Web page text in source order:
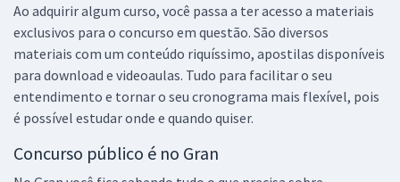
Ao adquirir algum curso, você passa a ter acesso a materiais
exclusivos para o concurso em questão. São diversos
materiais com um conteúdo riquíssimo, apostilas disponíveis
para download e videoaulas. Tudo para facilitar o seu
entendimento e tornar o seu cronograma mais flexível, pois
é possível estudar onde e quando quiser.
Concurso público é no Gran